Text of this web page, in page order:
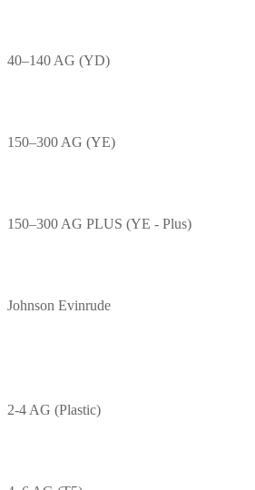
40–140 AG (YD)
150–300 AG (YE)
150–300 AG PLUS (YE - Plus)
Johnson Evinrude
2-4 AG (Plastic)